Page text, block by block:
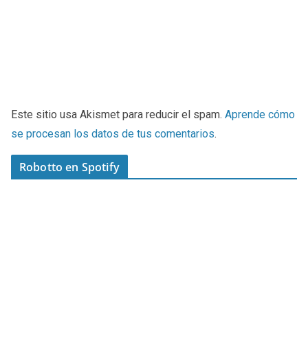
Este sitio usa Akismet para reducir el spam. Aprende cómo
se procesan los datos de tus comentarios.
Robotto en Spotify